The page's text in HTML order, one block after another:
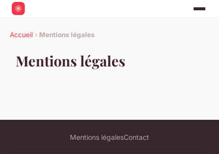
Accueil › Mentions légales
Mentions légales
Mentions légalesContact